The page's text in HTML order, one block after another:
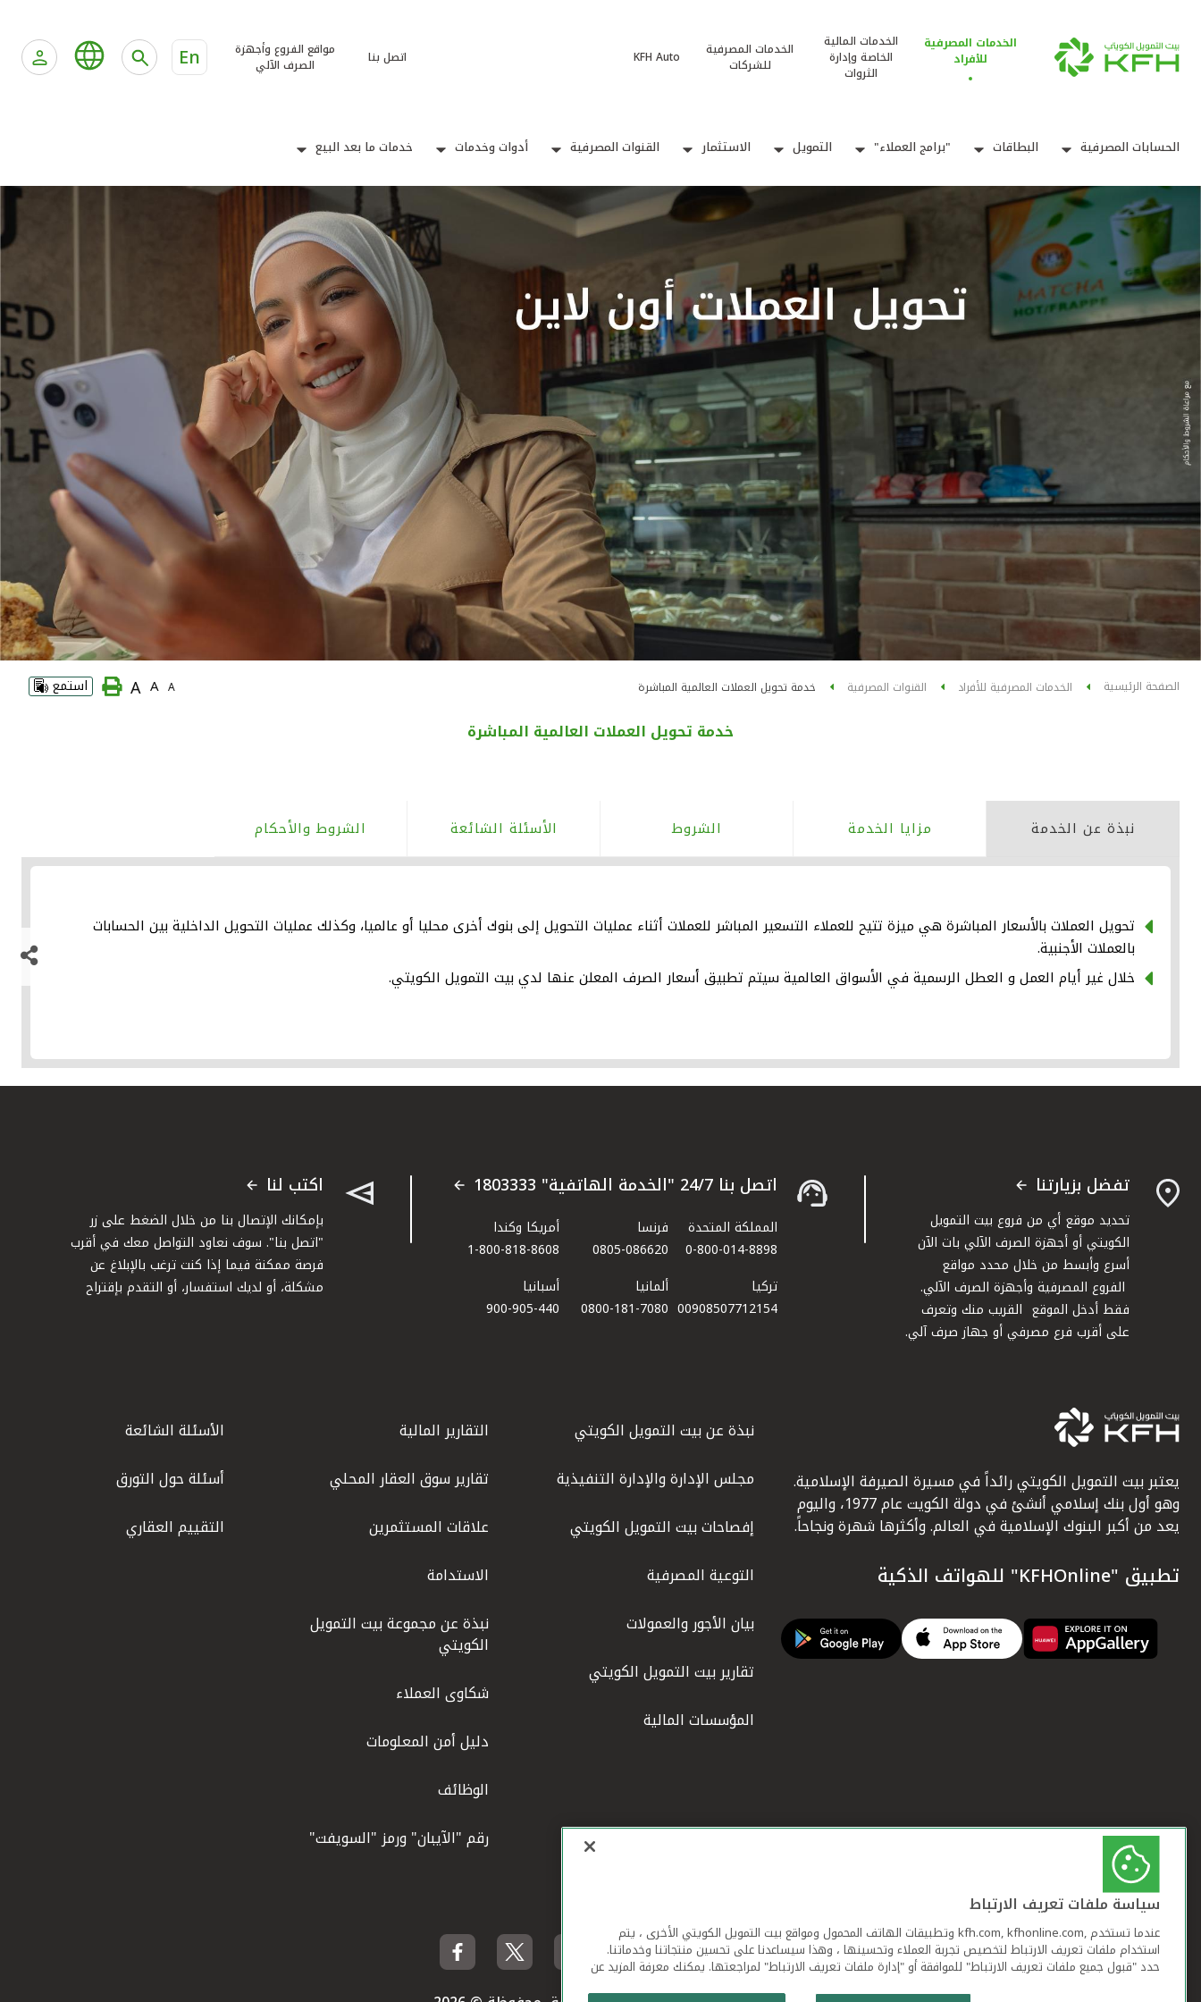
الخدمات المصرفية
للأفراد
الخدمات المالية
الخاصة وإدارة
الثروات
الخدمات المصرفية
للشركات
KFH Auto اتصل بنا
مواقع الفروع وأجهزة
الصرف الآلي
En
الحسابات المصرفية البطاقات "برامج العملاء" التمويل الاستثمار القنوات المصرفية أدوات وخدمات خدمات ما بعد البيع
الصفحة الرئيسية الخدمات المصرفية للأفراد القنوات المصرفية خدمة تحويل العملات العالمية المباشرة A
A
A استمع
خدمة تحويل العملات العالمية المباشرة
نبذة عن الخدمة مزايا الخدمة الشروط الأسئلة الشائعة الشروط والأحكام
تحويل العملات بالأسعار المباشرة هي ميزة تتيح للعملاء التسعير المباشر للعملات أثناء عمليات التحويل إلى بنوك أخرى محليا أو عالميا، وكذلك عمليات التحويل الداخلية بين الحسابات
بالعملات الأجنبية.
خلال غير أيام العمل و العطل الرسمية في الأسواق العالمية سيتم تطبيق أسعار الصرف المعلن عنها لدي بيت التمويل الكويتي.
تفضل بزيارتنا
تحديد موقع أي من فروع بيت التمويل
الكويتي أو أجهزة الصرف الآلي بات الآن
أسرع وأبسط من خلال محدد مواقع
الفروع المصرفية وأجهزة الصرف الآلي.
فقط أدخل الموقع القريب منك وتعرف
على أقرب فرع مصرفي أو جهاز صرف آلي.
اتصل بنا 24/7 "الخدمة الهاتفية" 1803333
المملكة المتحدة
0-800-014-8898
فرنسا
0805-086620
أمريكا وكندا
1-800-818-8608
تركيا
00908507712154​
ألمانيا
0800-181-7080
أسبانيا
900-905-440
اكتب لنا
بإمكانك الإتصال بنا من خلال الضغط على زر
"اتصل بنا". سوف نعاود التواصل معك في أقرب
فرصة ممكنة فيما إذا كنت ترغب بالإبلاغ عن
مشكلة، أو لديك استفسار، أو التقدم بإقتراح
يعتبر بيت التمويل الكويتي رائداً في مسيرة الصيرفة الإسلامية.
وهو أول بنك إسلامي أنشئ في دولة الكويت عام 1977، واليوم
يعد من أكبر البنوك الإسلامية في العالم. وأكثرها شهرة ونجاحاً.
تطبيق "KFHOnline" للهواتف الذكية
نبذة عن بيت التمويل الكويتي
مجلس الإدارة والإدارة التنفيذية
إفصاحات بيت التمويل الكويتي
التوعية المصرفية
بيان الأجور والعمولات
تقارير بيت التمويل الكويتي
المؤسسات المالية
التقارير المالية
تقارير سوق العقار المحلي
علاقات المستثمرين
الاستدامة
نبذة عن مجموعة بيت التمويل
الكويتي
شكاوى العملاء
دليل أمن المعلومات
الوظائف
رقم "الآيبان" ورمز "السويفت"
الأسئلة الشائعة
أسئلة حول التورق
التقييم العقاري
سياسة ملفات تعريف الارتباط
عندما تستخدم ,kfh.com, kfhonline.com وتطبيقات الهاتف المحمول ومواقع بيت التمويل الكويتي الأخرى ، يتم
استخدام ملفات تعريف الارتباط لتخصيص تجربة العملاء وتحسينها ، وهذا سيساعدنا على تحسين منتجاتنا وخدماتنا.
حدد "قبول جميع ملفات تعريف الارتباط" للموافقة أو "إدارة ملفات تعريف الارتباط" لمراجعتها. يمكنك معرفة المزيد عن